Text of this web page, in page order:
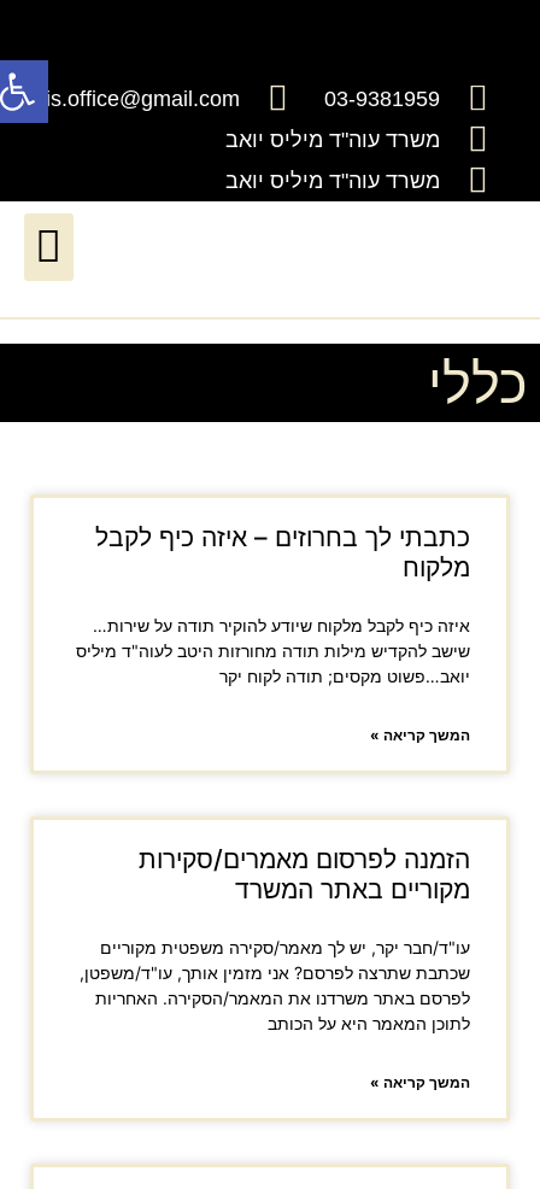
03-9381959
millis.office@gmail.com
משרד עוה"ד מיליס יואב
משרד עוה"ד מיליס יואב
כללי
כתבתי לך בחרוזים – איזה כיף לקבל
מלקוח
איזה כיף לקבל מלקוח שיודע להוקיר תודה על שירות…
שישב להקדיש מילות תודה מחורזות היטב לעוה"ד מיליס
יואב…פשוט מקסים; תודה לקוח יקר
המשך קריאה »
הזמנה לפרסום מאמרים/סקירות
מקוריים באתר המשרד
עו"ד/חבר יקר, יש לך מאמר/סקירה משפטית מקוריים
שכתבת שתרצה לפרסם? אני מזמין אותך, עו"ד/משפטן,
לפרסם באתר משרדנו את המאמר/הסקירה. האחריות
לתוכן המאמר היא על הכותב
המשך קריאה »